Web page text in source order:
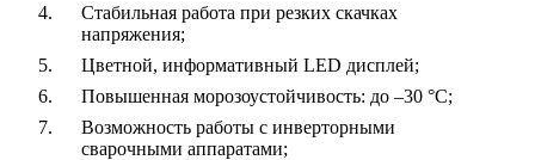
Стабильная работа при резких скачках
напряжения;
Цветной, информативный LED дисплей;
Повышенная морозоустойчивость: до –30 °C;
Возможность работы с инверторными
сварочными аппаратами;